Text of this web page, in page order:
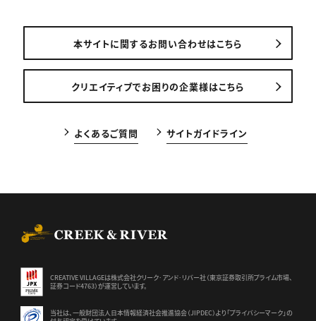
本サイトに関するお問い合わせはこちら
クリエイティブでお困りの企業様はこちら
よくあるご質問 サイトガイドライン
CREATIVE VILLAGEは株式会社クリーク･アンド･リバー社（東京証券取引所プライム市場、
証券コード4763）が運営しています。
当社は、一般財団法人日本情報経済社会推進協会（JIPDEC）より 「プライバシーマーク」の